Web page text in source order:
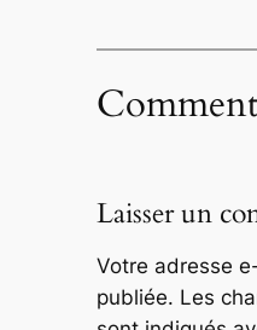
Laisser un
Votre adresse
publiée. Les